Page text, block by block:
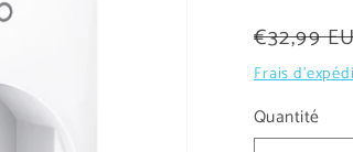
Prix
habituel
€32,99
Frais
Quantité